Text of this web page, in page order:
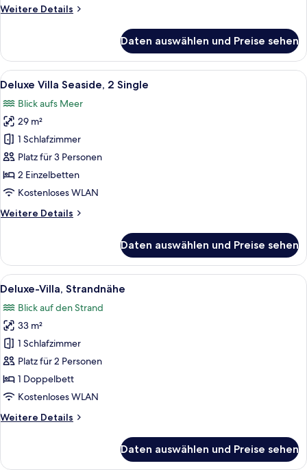
anzeigen
Weitere Details
Weitere
Villa,
Single
Daten auswählen und Preise sehen
Alle
Fotos
für
Deluxe
Villa
Seaside,
2
Single
Ein Hotelzimmer mit zwei Betten,
13
Deluxe Villa Seaside, 2 Single
Blick aufs Meer
29 m²
1 Schlafzimmer
Platz für 3 Personen
2 Einzelbetten
Kostenloses WLAN
Weitere Details
Weitere
Villa
Seaside,
2
Daten auswählen und Preise sehen
Alle
Fotos
für
Deluxe-
Villa,
Strandnähe
anzeigen
Deluxe-Villa, Strandnähe | Minibar
9
Deluxe-Villa, Strandnähe
Blick auf den Strand
33 m²
1 Schlafzimmer
Platz für 2 Personen
1 Doppelbett
Kostenloses WLAN
Weitere Details
Weitere
Villa,
Daten auswählen und Preise sehen